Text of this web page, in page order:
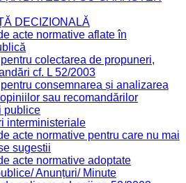
DECIZIONALĂ
acte normative aflate în
colectarea de propuneri,
cf. L 52/2003
consemnarea și analizarea
sau recomandărilor
publice
interministeriale
acte normative pentru care nu mai
sugestii
acte normative adoptate
Anunțuri/ Minute